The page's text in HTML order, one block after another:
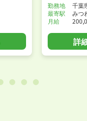
勤務地
千葉
最寄駅
みつ
月給
詳